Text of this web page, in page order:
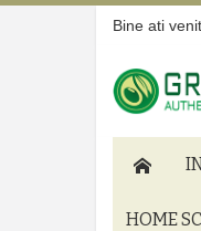
Bine ati
HOME